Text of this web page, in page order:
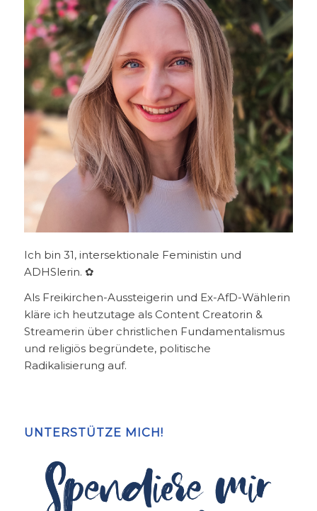
Ich bin 31, intersektionale Feministin und
ADHSlerin. ✿
Als Freikirchen-Aussteigerin und Ex-AfD-Wählerin
kläre ich heutzutage als Content Creatorin &
Streamerin über christlichen Fundamentalismus
und religiös begründete, politische
Radikalisierung auf.
UNTERSTÜTZE MICH!